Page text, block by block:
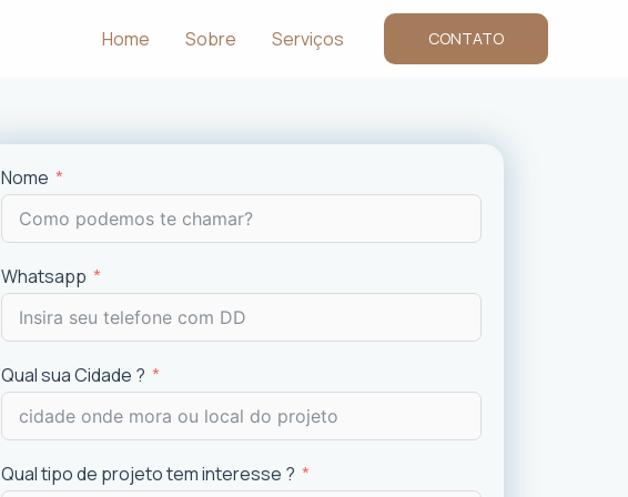
Home Sobre Serviços CONTATO
Nome
Whatsapp
Qual sua Cidade ?
Qual tipo de projeto tem interesse ?